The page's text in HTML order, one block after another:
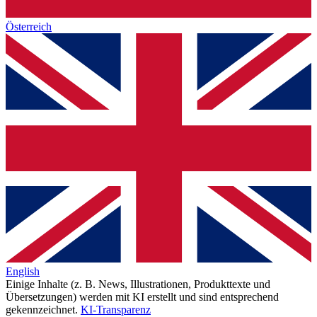
Österreich
English
Einige Inhalte (z. B. News, Illustrationen, Produkttexte und
Übersetzungen) werden mit KI erstellt und sind entsprechend
gekennzeichnet. KI-Transparenz